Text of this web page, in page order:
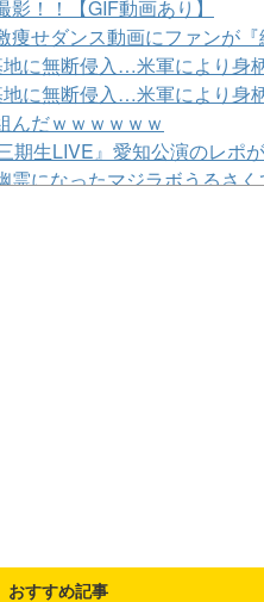
！！【GIF動画あり】
痩せダンス動画にファンが
に無断侵入…米軍により身
に無断侵入…米軍により身
んだｗｗｗｗｗｗ
期生LIVE』愛知公演のレポ
になったマジラボうるさ
おすすめ記事